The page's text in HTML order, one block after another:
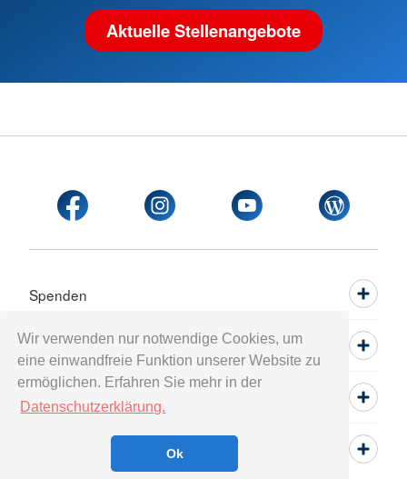
Wir verwenden nur notwendige Cookies, um
eine einwandfreie Funktion unserer Website zu
ermöglichen. Erfahren Sie mehr in der
Datenschutzerklärung.
Ok
Aktuelle Stellenangebote
Spenden
Mitwirken
Informieren